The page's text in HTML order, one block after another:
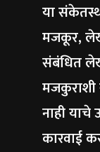
या
मजकूर, लेख
संबंधित
नाही
कारवाई